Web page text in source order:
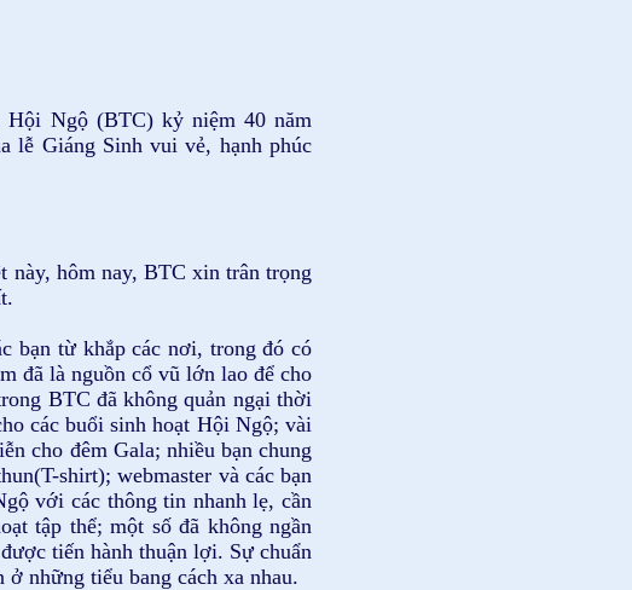
Hội Ngộ (BTC) kỷ niệm 40 năm
lễ Giáng Sinh vui vẻ, hạnh phúc
này, hôm nay, BTC xin trân trọng
bạn từ khắp các nơi, trong đó có
đã là nguồn cổ vũ lớn lao để cho
BTC đã không quản ngại thời
các buổi sinh hoạt Hội Ngộ; vài
cho đêm Gala; nhiều bạn chung
shirt); webmaster và các bạn
với các thông tin nhanh lẹ, cần
tập thể; một số đã không ngần
tiến hành thuận lợi. Sự chuẩn
những tiểu bang cách xa nhau.